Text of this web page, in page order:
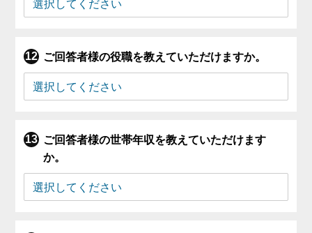
ご回答者様の役職を教えていただけますか。
ご回答者様の世帯年収を教えていただけます
か。